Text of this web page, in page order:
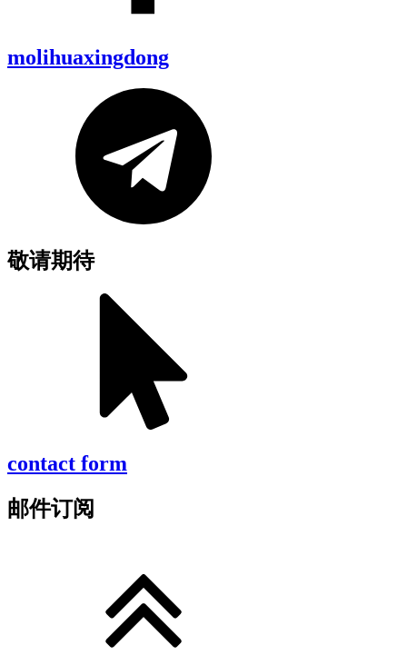
molihuaxingdong
敬请期待
contact form
邮件订阅